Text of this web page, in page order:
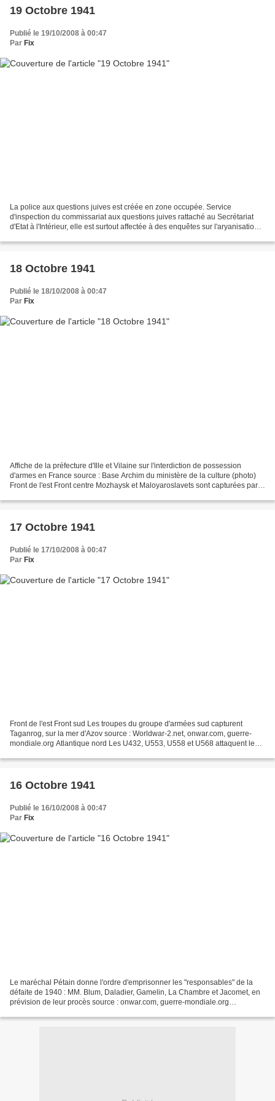
19 Octobre 1941
Publié le 19/10/2008 à 00:47
Par Fix
La police aux questions juives est créée en zone occupée. Service
d'inspection du commissariat aux questions juives rattaché au Secrétariat
d'Etat à l'Intérieur, elle est surtout affectée à des enquêtes sur l'aryanisation
18 Octobre 1941
Publié le 18/10/2008 à 00:47
Par Fix
Affiche de la préfecture d'Ille et Vilaine sur l'interdiction de possession
d'armes en France source : Base Archim du ministère de la culture (photo)
Front de l'est Front centre Mozhaysk et Maloyaroslavets sont capturées par
17 Octobre 1941
Publié le 17/10/2008 à 00:47
Par Fix
Front de l'est Front sud Les troupes du groupe d'armées sud capturent
Taganrog, sur la mer d'Azov source : Worldwar-2.net, onwar.com, guerre-
mondiale.org Atlantique nord Les U432, U553, U558 et U568 attaquent le
16 Octobre 1941
Publié le 16/10/2008 à 00:47
Par Fix
Le maréchal Pétain donne l'ordre d'emprisonner les "responsables" de la
défaite de 1940 : MM. Blum, Daladier, Gamelin, La Chambre et Jacomet, en
prévision de leur procès source : onwar.com, guerre-mondiale.org